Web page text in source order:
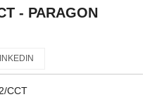
- PARAGON
CCT